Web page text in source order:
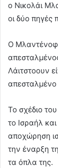
ο Νικολάι
οι δύο πηγές
Ο Μλαντένοφ
Λάιτστοουν
απεσταλμένο
Το σχέδιο
το Ισραήλ
αποχώρηση
την έναρξη
τα όπλα της.